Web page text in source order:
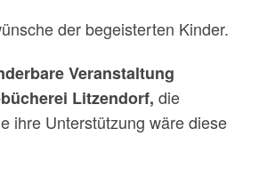
der begeisterten Kinder.
Veranstaltung
Litzendorf, die
ihre Unterstützung wäre diese